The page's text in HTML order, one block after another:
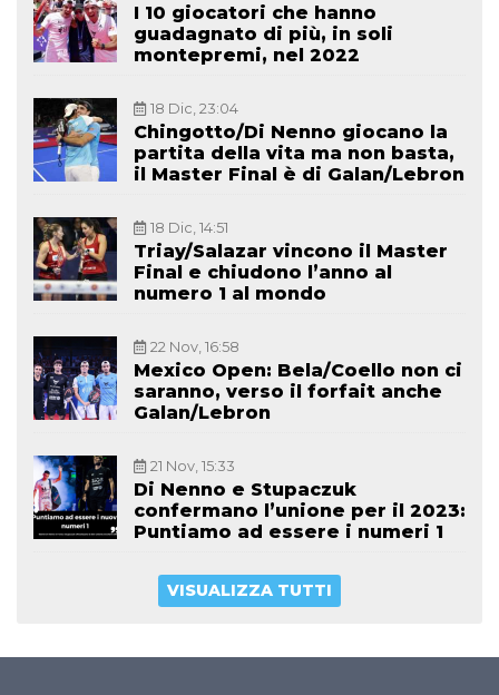
I 10 giocatori che hanno
guadagnato di più, in soli
montepremi, nel 2022
18 Dic, 23:04
Chingotto/Di Nenno giocano la
partita della vita ma non basta,
il Master Final è di Galan/Lebron
18 Dic, 14:51
Triay/Salazar vincono il Master
Final e chiudono l’anno al
numero 1 al mondo
22 Nov, 16:58
Mexico Open: Bela/Coello non ci
saranno, verso il forfait anche
Galan/Lebron
21 Nov, 15:33
Di Nenno e Stupaczuk
confermano l’unione per il 2023:
Puntiamo ad essere i numeri 1
VISUALIZZA TUTTI